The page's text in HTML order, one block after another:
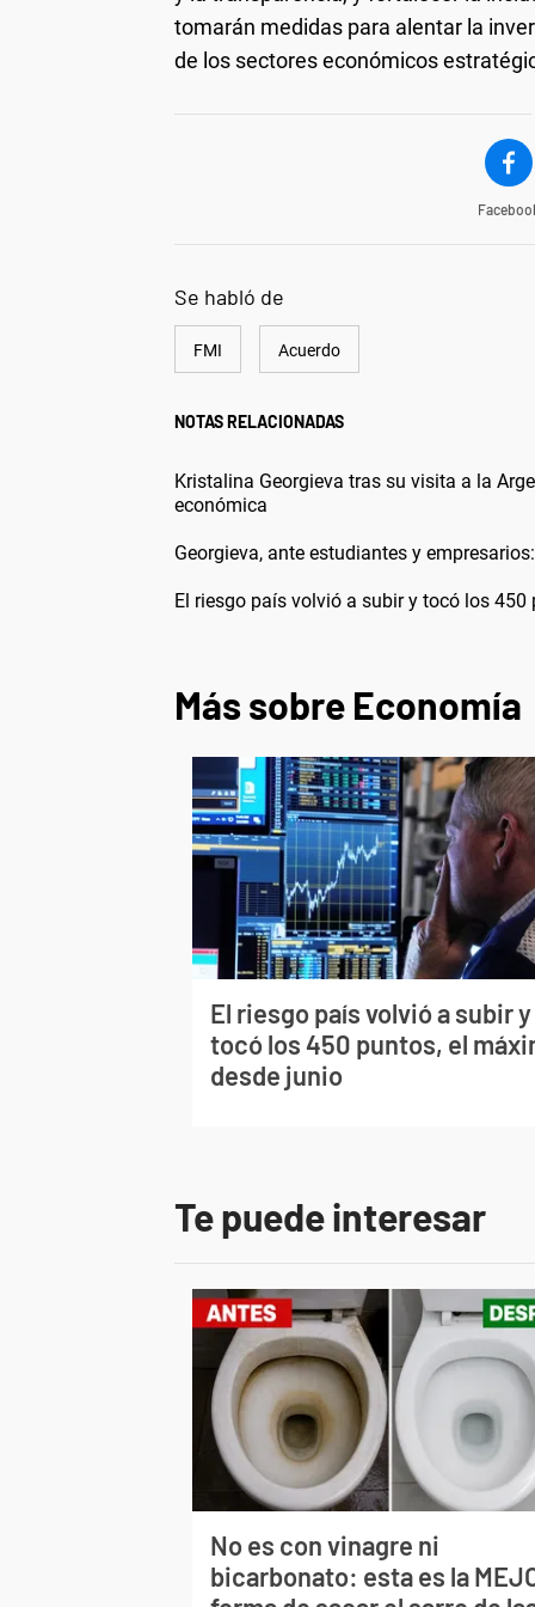
tomarán medidas para alentar la
de los sectores económicos
Se habló de
FMI Acuerdo
NOTAS RELACIONADAS
Kristalina Georgieva tras su visita a la
económica
Georgieva, ante estudiantes y
El riesgo país volvió a subir y tocó los
Más sobre Economía
El riesgo país volvió a subir y
tocó los 450 puntos, el
desde junio
Te puede interesar
No es con vinagre ni
bicarbonato: esta es la